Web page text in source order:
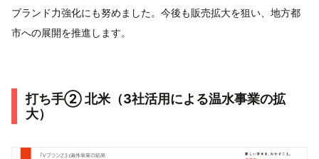
ブランド力強化にも努めました。今後も販売拡大を狙い、地方都
市への展開を推進します。
打ち手② 北米（3社活用による温水事業の拡
大）